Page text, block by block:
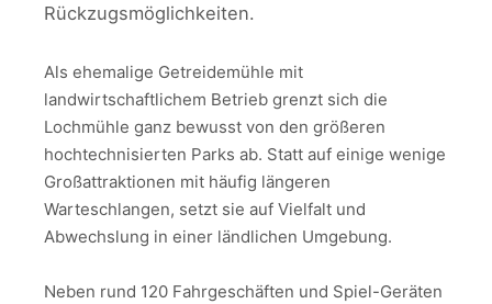
Rückzugsmöglichkeiten.
Als ehemalige Getreidemühle mit
landwirtschaftlichem Betrieb grenzt sich die
Lochmühle ganz bewusst von den größeren
hochtechnisierten Parks ab. Statt auf einige wenige
Großattraktionen mit häufig längeren
Warteschlangen, setzt sie auf Vielfalt und
Abwechslung in einer ländlichen Umgebung.
Neben rund 120 Fahrgeschäften und Spiel-Geräten